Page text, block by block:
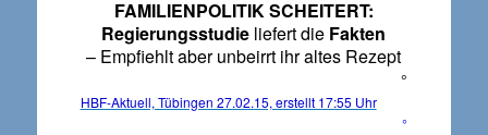
FAMILIENPOLITIK SCHEITERT:
Regierungsstudie liefert die Fakten
– Empfiehlt aber unbeirrt ihr altes Rezept
°
HBF-Aktuell, Tübingen 27.02.15, erstellt 17:55 Uhr
°